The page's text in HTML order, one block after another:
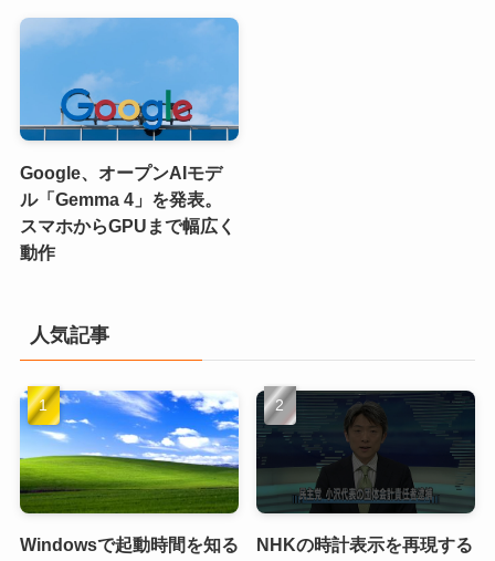
Google、オープンAIモデ
ル「Gemma 4」を発表。
スマホからGPUまで幅広く
動作
人気記事
Windowsで起動時間を知る NHKの時計表示を再現する